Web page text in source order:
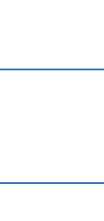
быть
Слова